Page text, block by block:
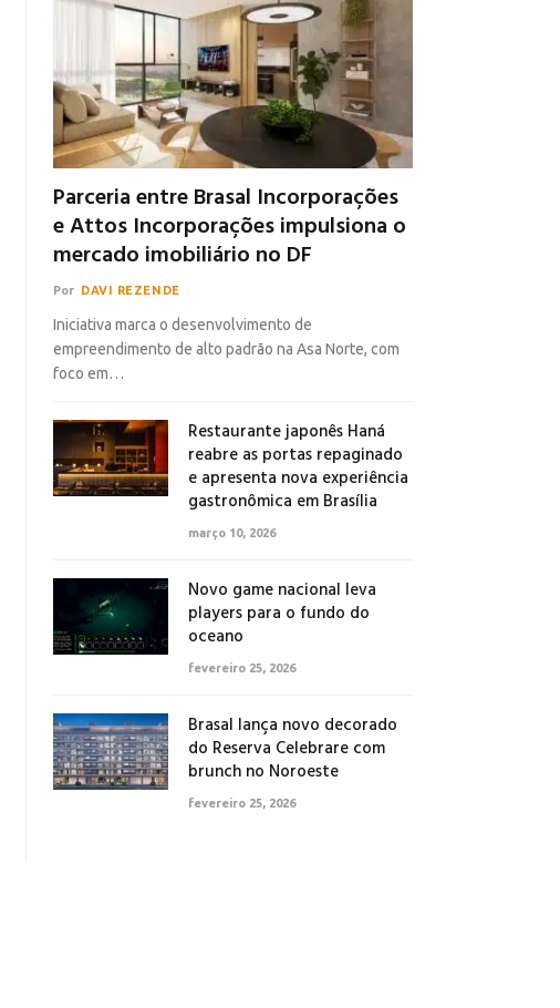
Parceria entre Brasal Incorporações
e Attos Incorporações impulsiona o
mercado imobiliário no DF
Por DAVI REZENDE
Iniciativa marca o desenvolvimento de
empreendimento de alto padrão na Asa Norte, com
foco em…
Restaurante japonês Haná
reabre as portas repaginado
e apresenta nova experiência
gastronômica em Brasília
março 10, 2026
Novo game nacional leva
players para o fundo do
oceano
fevereiro 25, 2026
Brasal lança novo decorado
do Reserva Celebrare com
brunch no Noroeste
fevereiro 25, 2026